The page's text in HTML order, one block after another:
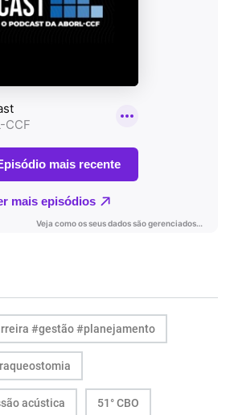
#gestão #planejamento
acústica 51° CBO